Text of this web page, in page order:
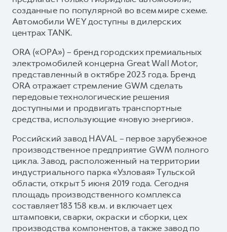
созданные по популярной во всем мире схеме.
Автомобили WEY доступны в дилерских
центрах TANK.
ORA («ОРА») – бренд городских премиальных
электромобилей концерна Great Wall Motor,
представленный в октябре 2023 года. Бренд
ORA отражает стремление GWM сделать
передовые технологические решения
доступными и продвигать транспортные
средства, использующие «новую энергию».
Российский завод HAVAL – первое зарубежное
производственное предприятие GWM полного
цикла. Завод, расположенный на территории
индустриального парка «Узловая» Тульской
области, открыт 5 июня 2019 года. Сегодня
площадь производственного комплекса
составляет 183 158 кв.м. и включает цех
штамповки, сварки, окраски и сборки, цех
производства компонентов, а также завод по